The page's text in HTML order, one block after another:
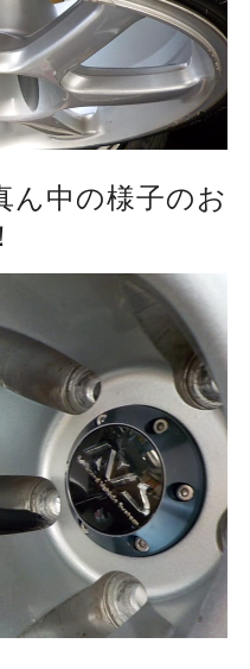
ん中の様子のお